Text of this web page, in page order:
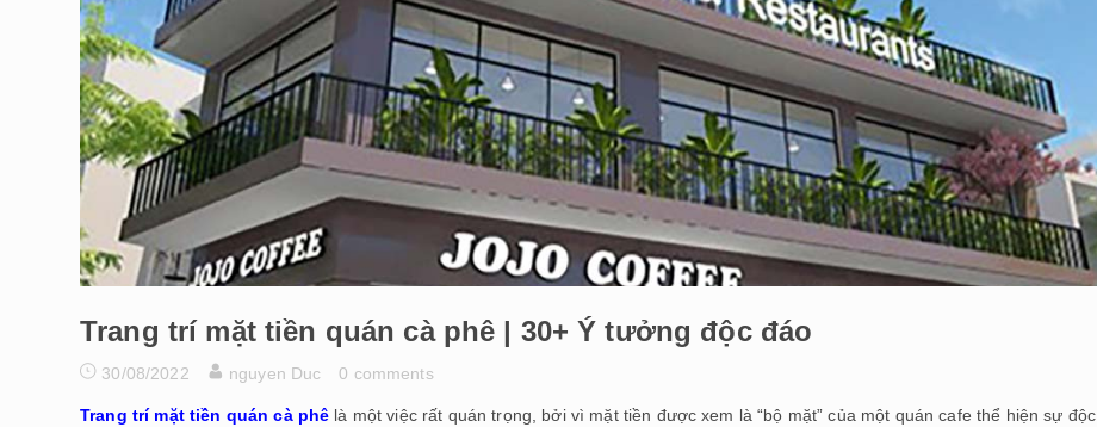
Trang trí mặt tiền quán cà phê | 30+ Ý tưởng độc đáo
30/08/2022 nguyen Duc 0 comments
Trang trí mặt tiền quán cà phê là một việc rất quán trọng, bởi vì mặt tiền được xem là “bộ mặt” của một quán cafe thể hiện sự độc